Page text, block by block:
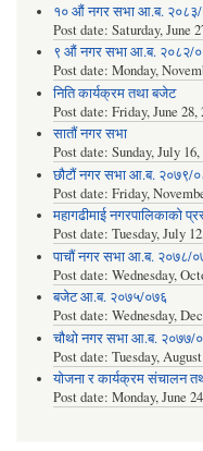
१० औं नगर सभा आ.ब.
Post date: Saturday, June
९ औं नगर सभा आ.ब. २०८२/
Post date: Monday,
निति कार्यक्रम तथा बजेट
Post date: Friday, June 28,
सातौं नगर सभा
Post date: Sunday, July
छौटौं नगर सभा आ.ब. २०७९/
Post date: Friday,
महागढीमाई नगरपालिकाको
Post date: Tuesday, July
पाचौं नगर सभा आ.ब. २०७८/
Post date: Wednesday,
बजेट आ.ब. २०७५/०७६
Post date: Wednesday,
चौथो नगर सभा आ.ब. २०७७/
Post date: Tuesday,
योजना र कार्यक्रम संचालन
Post date: Monday, June